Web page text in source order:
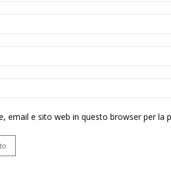
email e sito web in questo browser per la